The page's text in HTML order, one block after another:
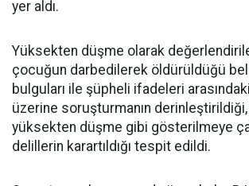
yer aldı.
Yüksekten düşme olarak
çocuğun darbedilerek öldürüldüğü
bulguları ile şüpheli ifadeleri
üzerine soruşturmanın derinleştirildiği,
yüksekten düşme gibi gösterilmeye
delillerin karartıldığı tespit edildi.